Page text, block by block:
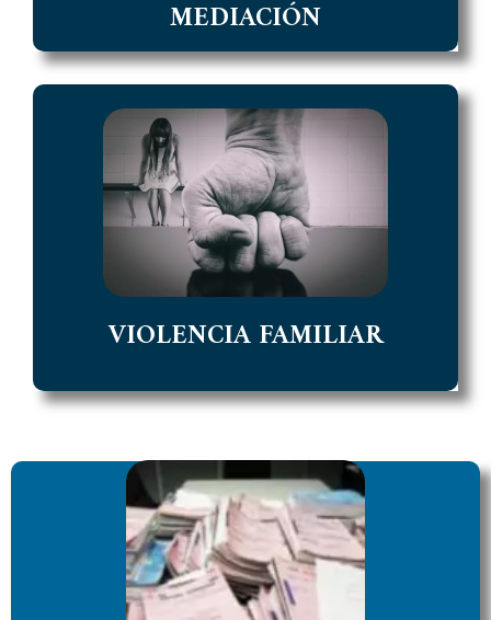
MEDIACIÓN
VIOLENCIA FAMILIAR
VIOLENCIA FAMILIAR
Acceso a Formularios para realizar Denuncias
de Violencia Familiar.
ACCEDER
TRÁMITES DE EXPEDIENTES
Consulta pública de Expedientes iniciado por la
Mesa General de Entradas en el Sistema Integral
de Gestion Judicial